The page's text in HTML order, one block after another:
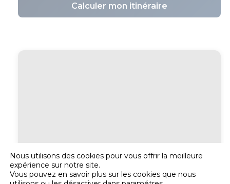
Calculer mon itinéraire
Nous utilisons des cookies pour vous offrir la meilleure
expérience sur notre site.
Vous pouvez en savoir plus sur les cookies que nous